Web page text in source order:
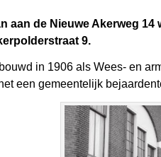
aan de Nieuwe Akerweg
9.
in 1906 als Wees- en
een gemeentelijk